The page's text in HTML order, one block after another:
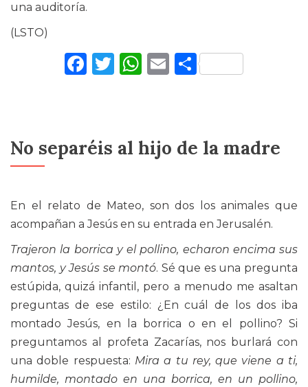
una auditoría.
(LSTO)
Facebook
Twitter
WhatsApp
Email
No separéis al hijo de la madre
En el relato de Mateo, son dos los animales que
acompañan a Jesús en su entrada en Jerusalén.
Trajeron la borrica y el pollino, echaron encima sus
mantos, y Jesús se montó. Sé que es una pregunta
estúpida, quizá infantil, pero a menudo me asaltan
preguntas de ese estilo: ¿En cuál de los dos iba
montado Jesús, en la borrica o en el pollino? Si
preguntamos al profeta Zacarías, nos burlará con
una doble respuesta: Mira a tu rey, que viene a ti,
humilde, montado en una borrica, en un pollino,